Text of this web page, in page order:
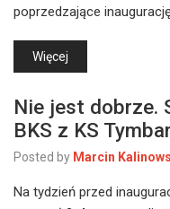
poprzedzające
Więcej
Nie jest dobrze.
BKS z KS
Posted by Marcin
Na tydzień przed